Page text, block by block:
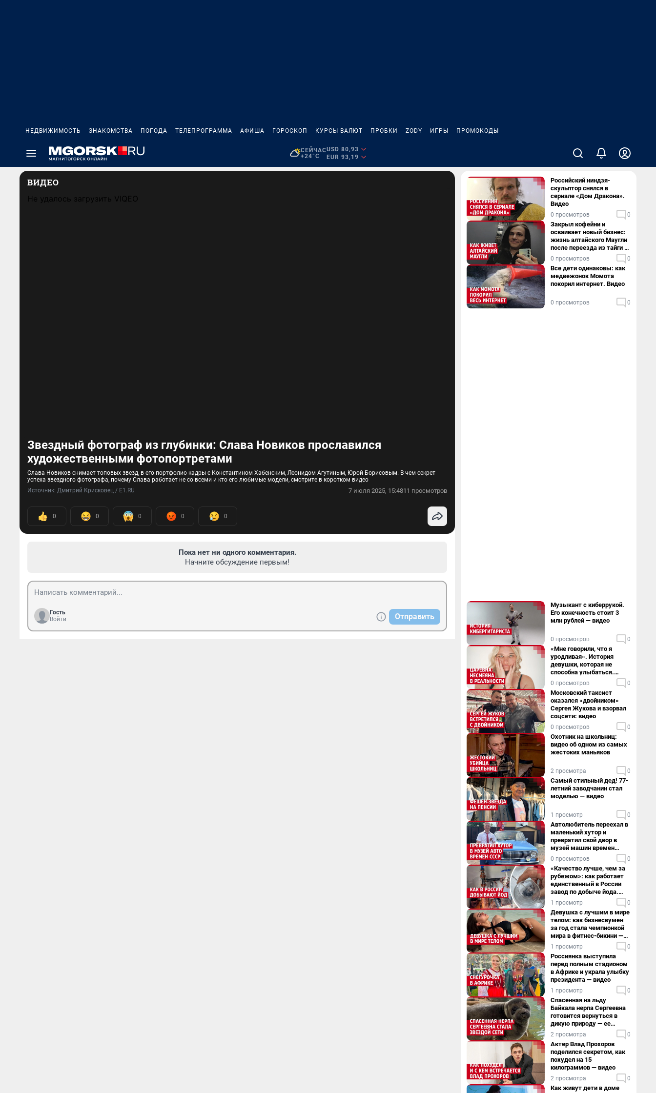
НЕДВИЖИМОСТЬ ЗНАКОМСТВА ПОГОДА ТЕЛЕПРОГРАММА АФИША ГОРОСКОП КУРСЫ ВАЛЮТ ПРОБКИ ZODY ИГРЫ ПРОМОКОДЫ
СЕЙЧАС
+24°C
USD 80,93
EUR 93,19
ВИДЕО
Не удалось загрузить VIQEO
Звездный фотограф из глубинки: Слава Новиков прославился
художественными фотопортретами
Слава Новиков снимает топовых звезд, в его портфолио кадры с Константином Хабенским, Леонидом Агутиным, Юрой Борисовым. В чем секрет
успеха звездного фотографа, почему Слава работает не со всеми и кто его любимые модели, смотрите в коротком видео
Источник: Дмитрий Крисковец / E1.RU 7 июля 2025, 15:4811 просмотров
0 0 0 0 0
Пока нет ни одного комментария.
Начните обсуждение первым!
Гость
Войти
Отправить
Российский ниндзя-
скульптор снялся в
сериале «Дом Дракона».
Видео
0 просмотров 0
Закрыл кофейни и
осваивает новый бизнес:
жизнь алтайского Маугли
после переезда из тайги в
столицу
0 просмотров 0
Все дети одинаковы: как
медвежонок Момота
покорил интернет. Видео
0 просмотров 0
Музыкант с киберрукой.
Его конечность стоит 3
млн рублей — видео
0 просмотров 0
«Мне говорили, что я
уродливая». История
девушки, которая не
способна улыбаться.
Видео
0 просмотров 0
Московский таксист
оказался «двойником»
Сергея Жукова и взорвал
соцсети: видео
0 просмотров 0
Охотник на школьниц:
видео об одном из самых
жестоких маньяков
2 просмотра 0
Самый стильный дед! 77-
летний заводчанин стал
моделью — видео
1 просмотр 0
Автолюбитель переехал в
маленький хутор и
превратил свой двор в
музей машин времен
СССР. Видео
0 просмотров 0
«Качество лучше, чем за
рубежом»: как работает
единственный в России
завод по добыче йода.
Видео
1 просмотр 0
Девушка с лучшим в мире
телом: как бизнесвумен
за год стала чемпионкой
мира в фитнес-бикини —
видео
1 просмотр 0
Россиянка выступила
перед полным стадионом
в Африке и украла улыбку
президента — видео
1 просмотр 0
Спасенная на льду
Байкала нерпа Сергеевна
готовится вернуться в
дикую природу — ее
видеоистория
2 просмотра 0
Актер Влад Прохоров
поделился секретом, как
похудел на 15
килограммов — видео
2 просмотра 0
Как живут дети в доме